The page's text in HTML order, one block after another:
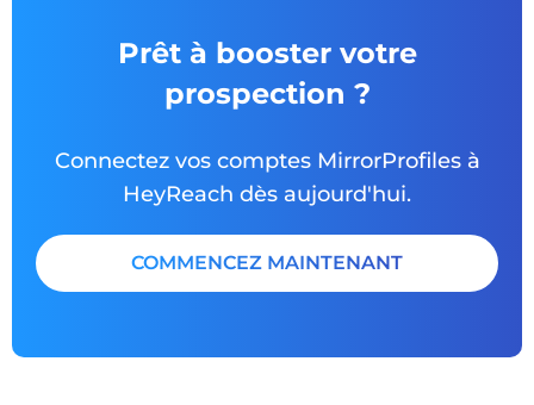
Prêt à booster votre
prospection ?
Connectez vos comptes MirrorProfiles à
HeyReach dès aujourd'hui.
COMMENCEZ MAINTENANT